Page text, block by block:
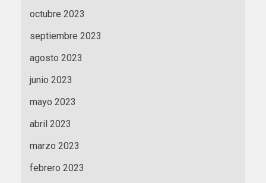
octubre 2023
septiembre 2023
agosto 2023
junio 2023
mayo 2023
abril 2023
marzo 2023
febrero 2023